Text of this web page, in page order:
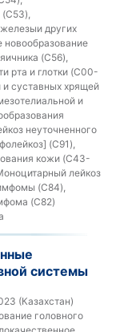
(C53),
других
новообразование
(C56),
рта и глотки (C00-
и суставных хрящей
и
неуточненного
(C91),
кожи (C43-
лейкоз
(C84),
(C82)
системы
(Казахстан)
головного